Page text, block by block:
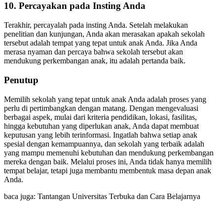
10. Percayakan pada Insting Anda
Terakhir, percayalah pada insting Anda. Setelah melakukan
penelitian dan kunjungan, Anda akan merasakan apakah sekolah
tersebut adalah tempat yang tepat untuk anak Anda. Jika Anda
merasa nyaman dan percaya bahwa sekolah tersebut akan
mendukung perkembangan anak, itu adalah pertanda baik.
Penutup
Memilih sekolah yang tepat untuk anak Anda adalah proses yang
perlu di pertimbangkan dengan matang. Dengan mengevaluasi
berbagai aspek, mulai dari kriteria pendidikan, lokasi, fasilitas,
hingga kebutuhan yang diperlukan anak, Anda dapat membuat
keputusan yang lebih terinformasi. Ingatlah bahwa setiap anak
spesial dengan kemampuannya, dan sekolah yang terbaik adalah
yang mampu memenuhi kebutuhan dan mendukung perkembangan
mereka dengan baik. Melalui proses ini, Anda tidak hanya memilih
tempat belajar, tetapi juga membantu membentuk masa depan anak
Anda.
baca juga: Tantangan Universitas Terbuka dan Cara Belajarnya